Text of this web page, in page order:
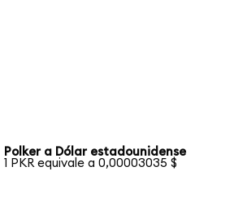
Polker a Dólar estadounidense
1 PKR equivale a 0,00003035 $